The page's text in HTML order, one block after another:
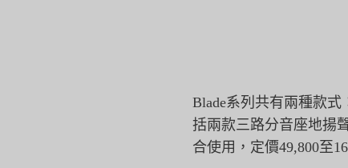
Blade系列共有兩種款式
括兩款三路分音座地揚
合使用，定價49,800至